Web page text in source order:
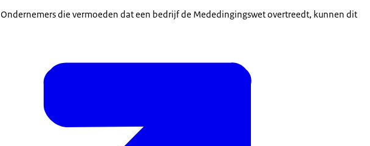
Ondernemers die vermoeden dat een bedrijf de Mededingingswet overtreedt, kunnen dit